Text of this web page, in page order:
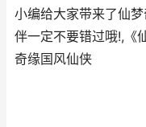
小编给大家带来了仙
伴一定不要错过哦!,《
奇缘国风仙侠